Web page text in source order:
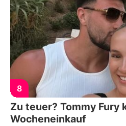
8
Zu teuer? Tommy
Wocheneinkauf